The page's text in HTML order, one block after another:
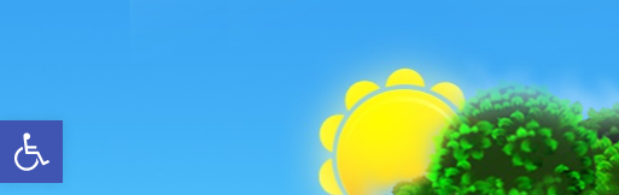
Open toolbar